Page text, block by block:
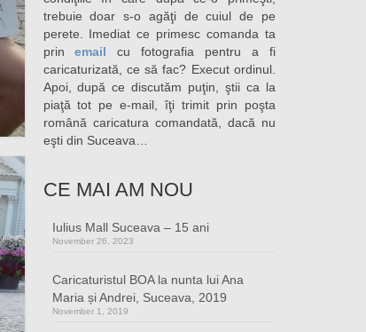
trebuie doar s-o agăţi de cuiul de pe
perete. Imediat ce primesc comanda ta
prinemail cu fotografia pentru a fi
caricaturizată, ce să fac? Execut ordinul.
Apoi, după ce discutăm puţin, ştii ca la
piaţă tot pe e-mail, îţi trimit prin poşta
română caricatura comandată, dacă nu
eşti din Suceava…
CE MAI AM NOU
Iulius Mall Suceava – 15 ani
November 26, 2023
Caricaturistul BOA la nunta lui Ana
Maria și Andrei, Suceava, 2019
November 1, 2019